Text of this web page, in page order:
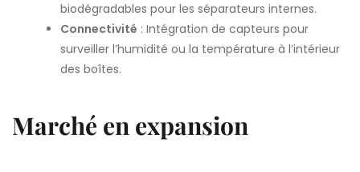
biodégradables pour les séparateurs internes.
Connectivité : Intégration de capteurs pour
surveiller l’humidité ou la température à l’intérieur
des boîtes.
Marché en expansion